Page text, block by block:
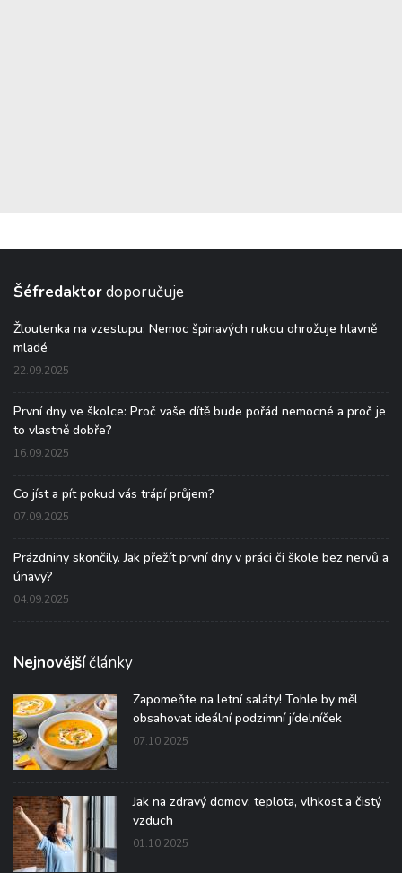
Šéfredaktordoporučuje
Žloutenka na vzestupu: Nemoc špinavých rukou ohrožuje hlavně
mladé
22.09.2025
První dny ve školce: Proč vaše dítě bude pořád nemocné a proč je
to vlastně dobře?
16.09.2025
Co jíst a pít pokud vás trápí průjem?
07.09.2025
Prázdniny skončily. Jak přežít první dny v práci či škole bez nervů a
únavy?
04.09.2025
Nejnovějšíčlánky
Zapomeňte na letní saláty! Tohle by měl
obsahovat ideální podzimní jídelníček
07.10.2025
Jak na zdravý domov: teplota, vlhkost a čistý
vzduch
01.10.2025